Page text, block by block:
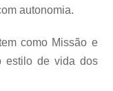
autonomia.
como Missão e
estilo de vida dos